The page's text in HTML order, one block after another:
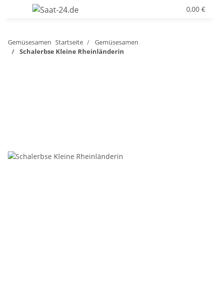
0,00 €
Gemüsesamen Startseite
Gemüsesamen
Schalerbse Kleine Rheinländerin